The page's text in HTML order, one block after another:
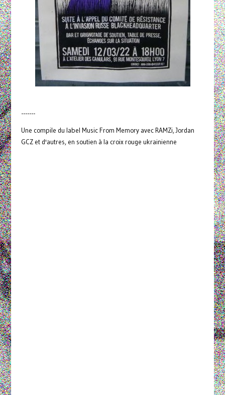
-------
Une compile du label Music From Memory avec RAMZi, Jordan
GCZ et d'autres, en soutien à la croix rouge ukrainienne